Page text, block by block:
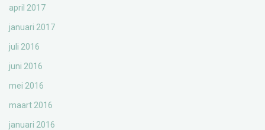
april 2017
januari 2017
juli 2016
juni 2016
mei 2016
maart 2016
januari 2016